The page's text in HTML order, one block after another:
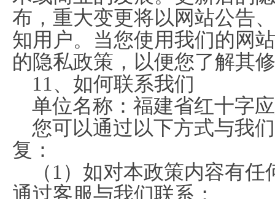
布，重大变更将以网站公告
知用户。当您使用我们的网
的隐私政策，以便您了解其
11、如何联系我们
单位名称：福建省红十字
您可以通过以下方式与我
复：
（1）如对本政策内容有
通过客服与我们联系；